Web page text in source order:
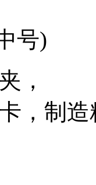
号)
，
，制